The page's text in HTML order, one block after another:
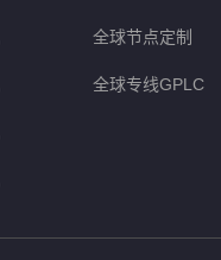
全球节点定制
全球专线GPLC